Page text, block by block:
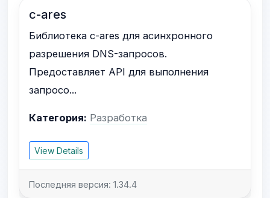
c-ares
Библиотека c-ares для асинхронного
разрешения DNS-запросов.
Предоставляет API для выполнения
запросо...
Категория: Разработка
View Details
Последняя версия: 1.34.4